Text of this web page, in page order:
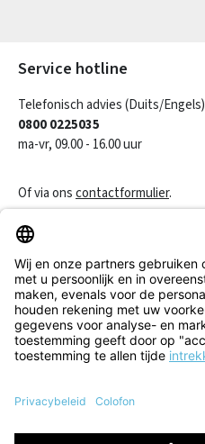
Service hotline
Telefonisch advies (Duits/
0800 0225035
ma-vr, 09.00 - 16.00 uur
Of via onscontactformulier.
Klantenservice
Informatie